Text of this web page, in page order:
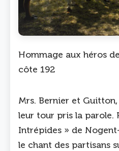
Hommage aux héros
côte 192
Mrs. Bernier et
leur tour pris la parole.
Intrépides » de
le chant des partisans